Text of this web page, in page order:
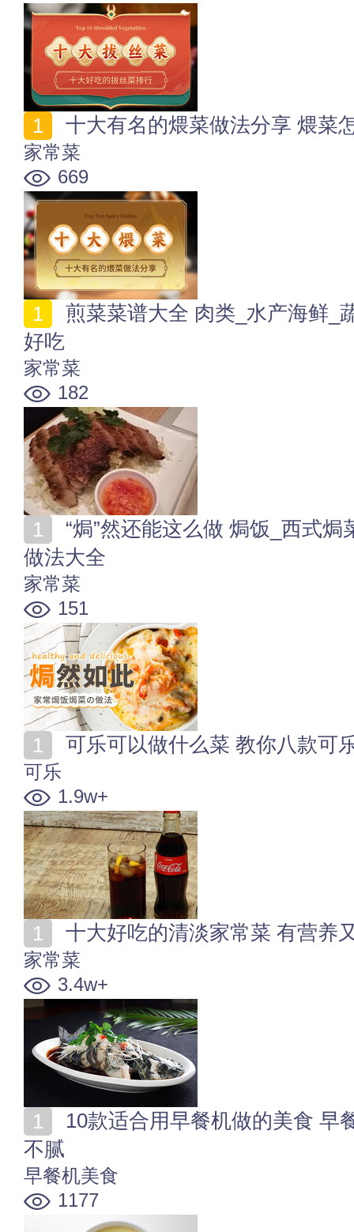
十大有名的煨菜做法分享 煨菜
家常菜
669
好吃
家常菜
182
做法大全
家常菜
151
可乐可以做什么菜 教你八款可
可乐
1.9w+
十大好吃的清淡家常菜 有营养
家常菜
3.4w+
不腻
早餐机美食
1177